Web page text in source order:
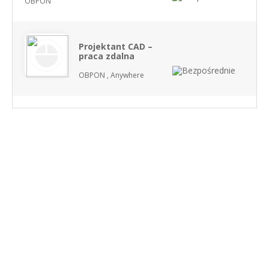
Projektant CAD –
praca zdalna
OBPON , Anywhere